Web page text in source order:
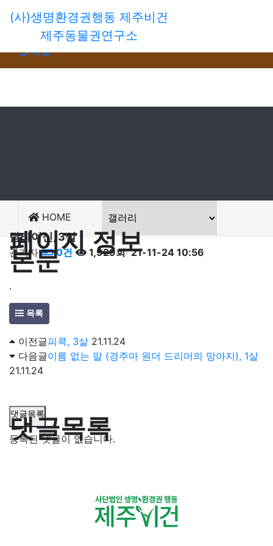
회원가입
로그인
새글
(사)생명환경권행동 제주비건
제주동물권연구소
HOME
탐라여신, 3살
페이지 정보
관리자 0건 1,929회 21-11-24 10:56
본문
.
목록
이전글피콕, 3살 21.11.24
다음글이름 없는 말 (경주마 원더 드리머의 망아지), 1살
21.11.24
댓글목록
댓글목록
등록된 댓글이 없습니다.
(사)생명환경권행동 제주비건 · 제주동물권연구소